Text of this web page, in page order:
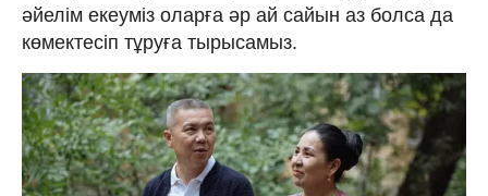
әйелім екеуміз оларға әр ай сайын аз болса да
көмектесіп тұруға тырысамыз.